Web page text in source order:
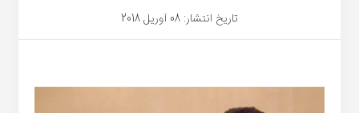
تاریخ انتشار: 08 آوریل 2018